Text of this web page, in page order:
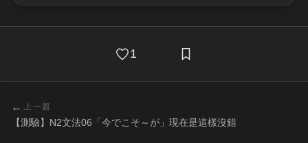
1
← 上一篇
【測驗】N2文法06「今でこそ～が」現在是這樣沒錯